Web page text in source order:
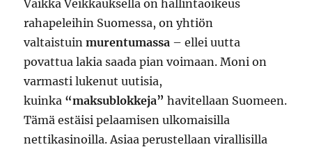
Vaikka Veikkauksella on hallintaoikeus
rahapeleihin Suomessa, on yhtiön
valtaistuinmurentumassa – ellei uutta
povattua lakia saada pian voimaan. Moni on
varmasti lukenut uutisia,
kuinka “maksublokkeja” havitellaan Suomeen.
Tämä estäisi pelaamisen ulkomaisilla
nettikasinoilla. Asiaa perustellaan virallisilla